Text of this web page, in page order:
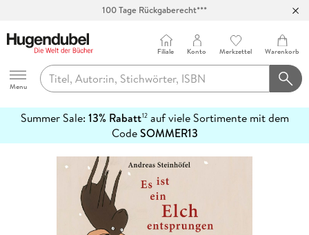
Abholung in über 100 Filialen
Hugendubel
Menu
Filiale Konto Merkzettel Warenkorb
Summer Sale: 13% Rabatt12auf viele Sortimente mit dem
CodeSOMMER13
erfahren